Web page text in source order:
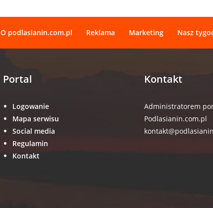
O podlasianin.com.pl Reklama Marketing Nasz
Portal
Logowanie
Mapa serwisu
Social media
Regulamin
Kontakt
Kontakt
Administratorem
Podlasianin.com.pl